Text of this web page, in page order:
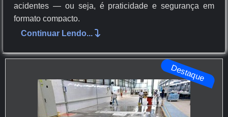
acidentes — ou seja, é praticidade e segurança em
formato compacto.
Por ser durável, de baixa manutenção e compatível
com diferentes superfícies, ele é ideal tanto para áreas
externas quanto internas; leia adiante e descubra como
escolher o tipo certo, instalar corretamente e manter
seu piso tátil de borracha 25x25 funcionando por
muitos anos.
Continuar Lendo...
Destaque